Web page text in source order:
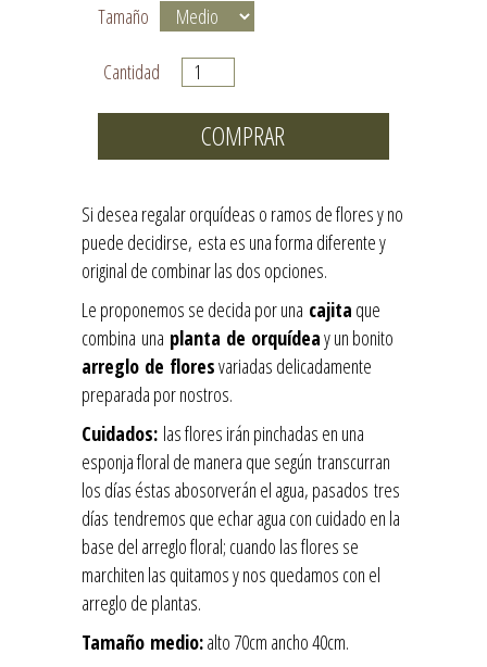
Tamaño
Cantidad
COMPRAR
Si desea regalar orquídeas o ramos de flores y no
puede decidirse, esta es una forma diferente y
original de combinar las dos opciones.
Le proponemos se decida por una cajita que
combina una planta de orquídeay un bonito
arreglo de floresvariadas delicadamente
preparada por nostros.
Cuidados: las flores irán pinchadas en una
esponja floral de manera que según transcurran
los días éstas abosorverán el agua, pasados tres
días tendremos que echar agua con cuidado en la
base del arreglo floral; cuando las flores se
marchiten las quitamos y nos quedamos con el
arreglo de plantas.
Tamaño medio:alto 70cm ancho 40cm.